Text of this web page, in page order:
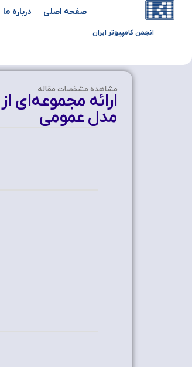
انجمن کامپیوتر ایران
صفحه اصلی درباره ما
مشاهده‌ مشخصات مقاله
ارائه مجموعه‌ای
مدل عمومی